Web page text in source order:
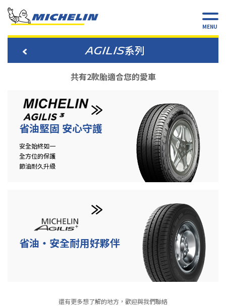
MENU
AGILIS系列
共有2款胎適合您的愛車
省油堅固 安心守護
安全始終如一
全方位的保護
節油耐久升級
省油‧安全耐用好夥伴
還有更多想了解的地方，歡迎與我們聯絡